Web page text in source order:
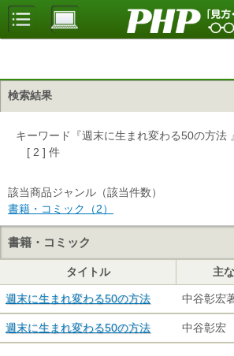
検索結果
キーワード『週末に生まれ変わる50の方法
[ 2 ] 件
該当商品ジャンル（該当件数）
書籍・コミック（2）
書籍・コミック
タイトル 主
週末に生まれ変わる50の方法 中谷彰宏
週末に生まれ変わる50の方法 中谷彰宏